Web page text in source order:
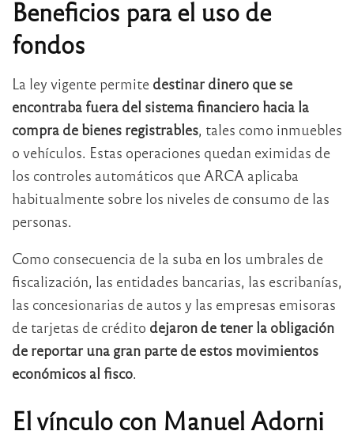
Beneficios para el uso de
fondos
La ley vigente permite destinar dinero que se
encontraba fuera del sistema financiero hacia la
compra de bienes registrables, tales como inmuebles
o vehículos. Estas operaciones quedan eximidas de
los controles automáticos que ARCA aplicaba
habitualmente sobre los niveles de consumo de las
personas.
Como consecuencia de la suba en los umbrales de
fiscalización, las entidades bancarias, las escribanías,
las concesionarias de autos y las empresas emisoras
de tarjetas de crédito dejaron de tener la obligación
de reportar una gran parte de estos movimientos
económicos al fisco.
El vínculo con Manuel Adorni